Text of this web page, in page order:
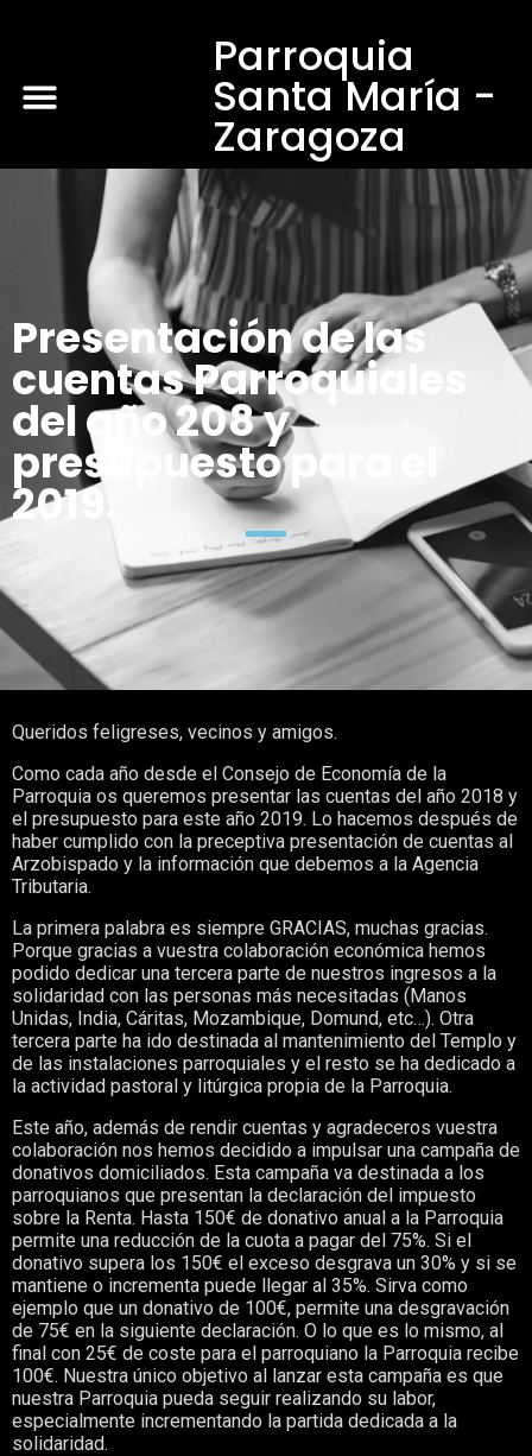
Parroquia
Santa María -
Zaragoza
Presentación de las
cuentas Parroquiales
del año 208 y
presupuesto para el
2019.
Queridos feligreses, vecinos y amigos.
Como cada año desde el Consejo de Economía de la
Parroquia os queremos presentar las cuentas del año 2018 y
el presupuesto para este año 2019. Lo hacemos después de
haber cumplido con la preceptiva presentación de cuentas al
Arzobispado y la información que debemos a la Agencia
Tributaria.
La primera palabra es siempre GRACIAS, muchas gracias.
Porque gracias a vuestra colaboración económica hemos
podido dedicar una tercera parte de nuestros ingresos a la
solidaridad con las personas más necesitadas (Manos
Unidas, India, Cáritas, Mozambique, Domund, etc…). Otra
tercera parte ha ido destinada al mantenimiento del Templo y
de las instalaciones parroquiales y el resto se ha dedicado a
la actividad pastoral y litúrgica propia de la Parroquia.
Este año, además de rendir cuentas y agradeceros vuestra
colaboración nos hemos decidido a impulsar una campaña de
donativos domiciliados. Esta campaña va destinada a los
parroquianos que presentan la declaración del impuesto
sobre la Renta. Hasta 150€ de donativo anual a la Parroquia
permite una reducción de la cuota a pagar del 75%. Si el
donativo supera los 150€ el exceso desgrava un 30% y si se
mantiene o incrementa puede llegar al 35%. Sirva como
ejemplo que un donativo de 100€, permite una desgravación
de 75€ en la siguiente declaración. O lo que es lo mismo, al
final con 25€ de coste para el parroquiano la Parroquia recibe
100€. Nuestra único objetivo al lanzar esta campaña es que
nuestra Parroquia pueda seguir realizando su labor,
especialmente incrementando la partida dedicada a la
solidaridad.